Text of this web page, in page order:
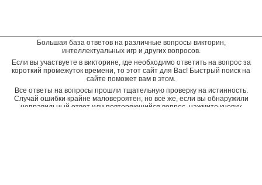
Большая база ответов на различные вопросы викторин,
интеллектуальных игр и других вопросов.
Если вы участвуете в викторине, где необходимо ответить на вопрос за
короткий промежуток времени, то этот сайт для Вас! Быстрый поиск на
сайте поможет вам в этом.
Все ответы на вопросы прошли тщательную проверку на истинность.
Случай ошибки крайне маловероятен, но всё же, если вы обнаружили
неправильный ответ или повторяющийся вопрос, нажмите кнопку